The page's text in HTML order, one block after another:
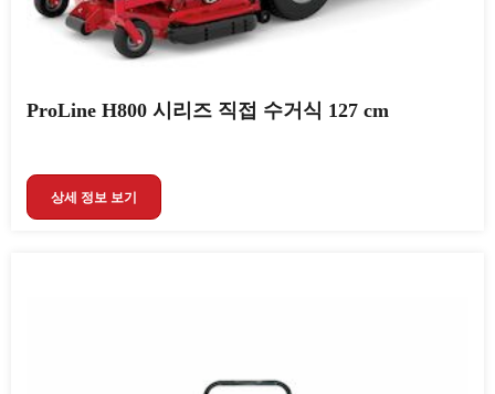
ProLine H800 시리즈 직접 수거식 127 cm
상세 정보 보기